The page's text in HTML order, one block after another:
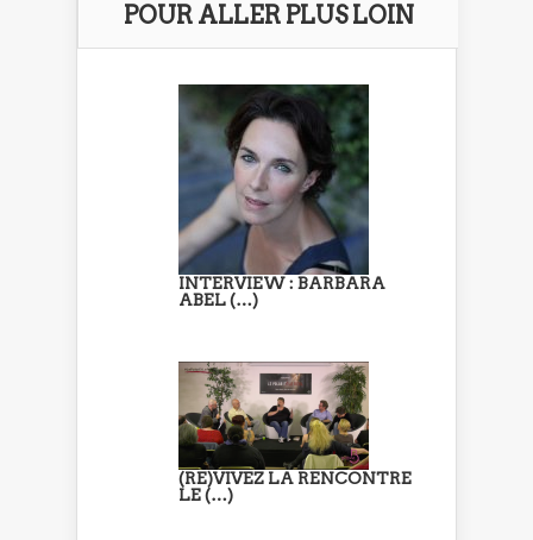
POUR ALLER PLUS LOIN
INTERVIEW : BARBARA
ABEL (…)
(RE)VIVEZ LA RENCONTRE
LE (…)